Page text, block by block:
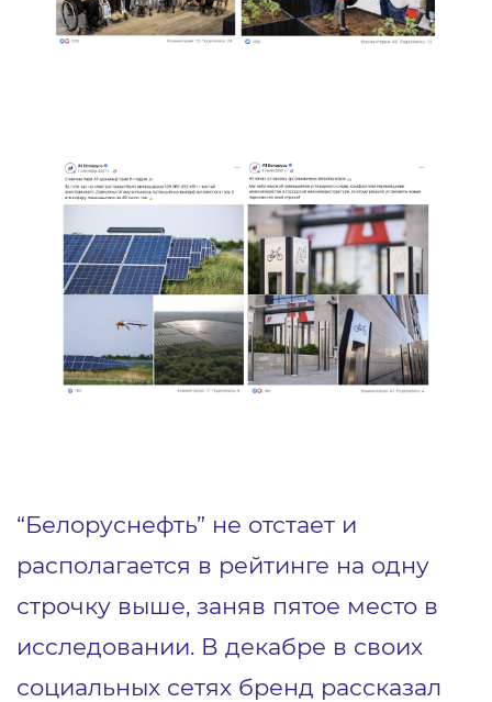
“Белоруснефть” не отстает и
располагается в рейтинге на одну
строчку выше, заняв пятое место в
исследовании. В декабре в своих
социальных сетях бренд рассказал